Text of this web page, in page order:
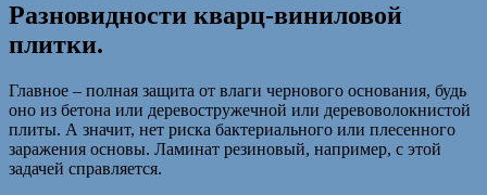
Разновидности кварц-виниловой
плитки.
Главное – полная защита от влаги чернового основания, будь
оно из бетона или деревостружечной или деревоволокнистой
плиты. А значит, нет риска бактериального или плесенного
заражения основы. Ламинат резиновый, например, с этой
задачей справляется.